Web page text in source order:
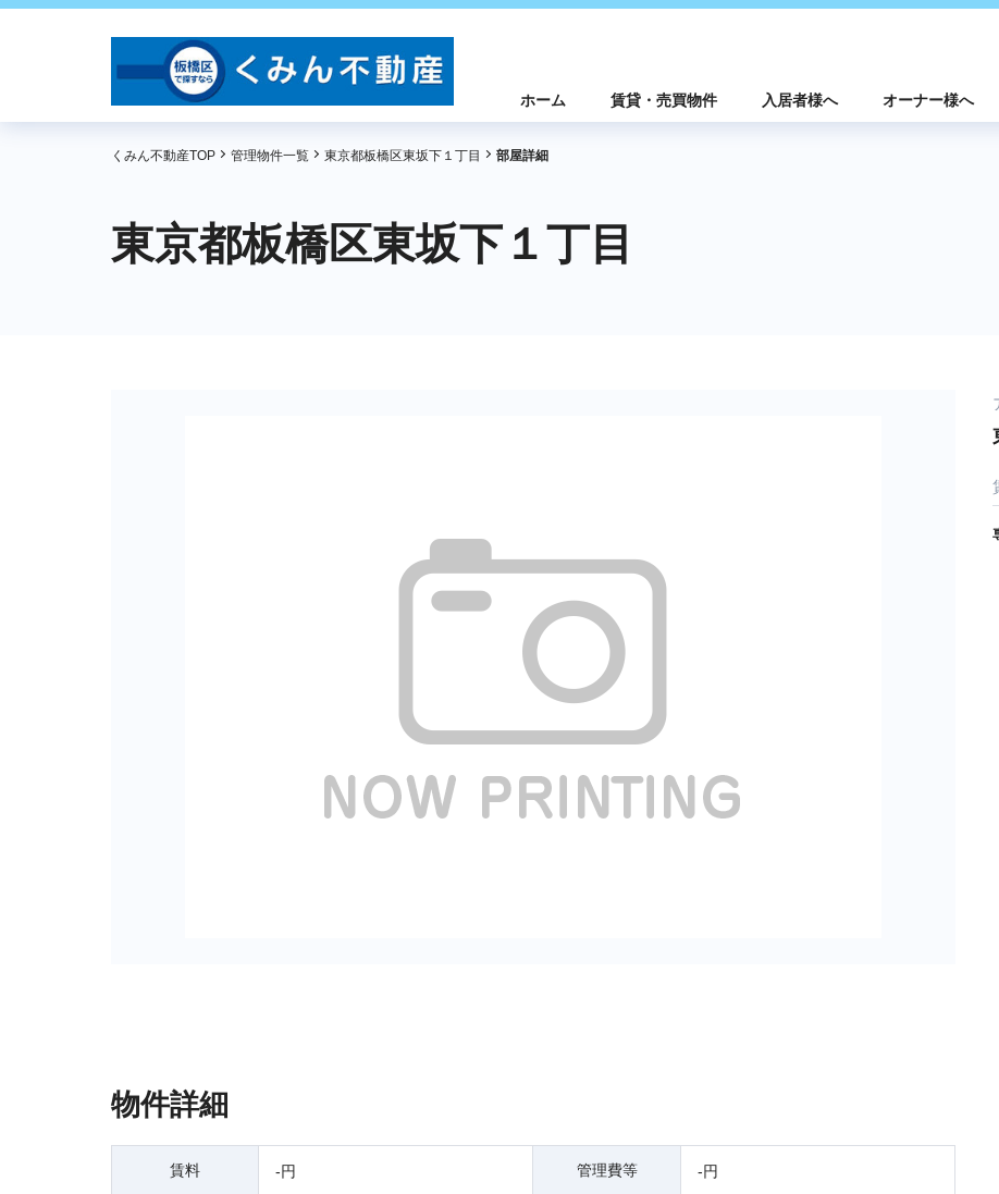
ホーム 賃貸・売買物件 入居者様へ オーナー様へ
くみん不動産TOP 管理物件一覧 東京都板橋区東坂下１丁目 部屋詳細
東京都板橋区東坂下１丁目
物件詳細
賃料 -円 管理費等 -円